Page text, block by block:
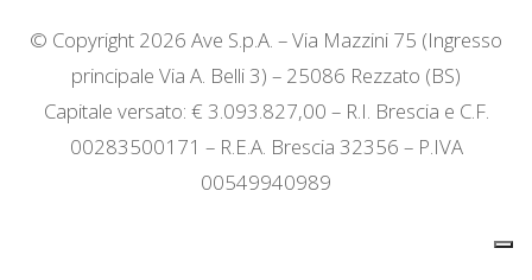
© Copyright 2026 Ave S.p.A. – Via Mazzini 75 (Ingresso
principale Via A. Belli 3) – 25086 Rezzato (BS)
Capitale versato: € 3.093.827,00 – R.I. Brescia e C.F.
00283500171 – R.E.A. Brescia 32356 – P.IVA
00549940989